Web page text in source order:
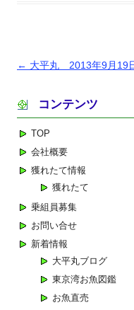
投
ナ
ョ
ン
← 大平丸 2013年9月19
コンテンツ
TOP
会社概要
獲れたて情報
獲れたて
乗組員募集
お問い合せ
新着情報
大平丸ブログ
東京湾お魚図鑑
お魚直売